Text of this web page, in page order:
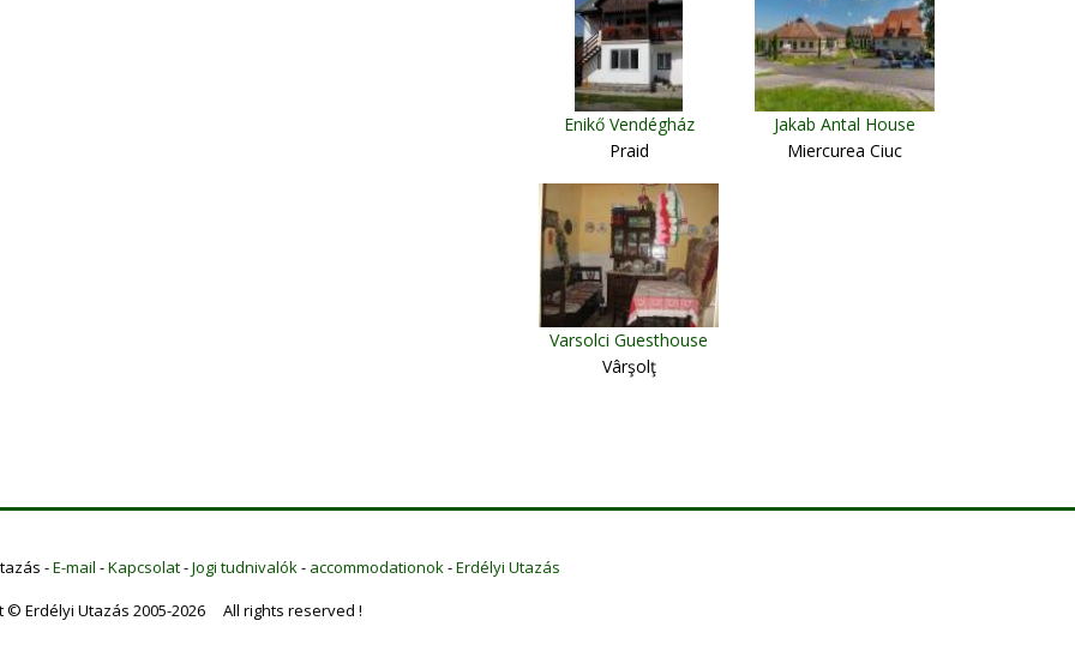
Enikő Vendégház
Praid
Jakab Antal House
Miercurea Ciuc
Varsolci Guesthouse
Vârşolţ
-E-mail -Kapcsolat-Jogi tudnivalók- accommodationok-Erdélyi Utazás
© Erdélyi Utazás 2005-2026 All rights reserved !